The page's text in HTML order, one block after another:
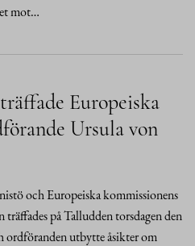
mot…
Europeiska
Ursula von
och Europeiska kommissionens
på Talludden torsdagen den
ordföranden utbytte åsikter om